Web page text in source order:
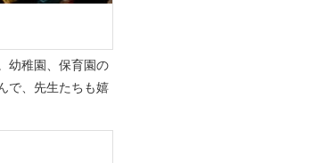
幼稚園、保育園の
で、先生たちも嬉